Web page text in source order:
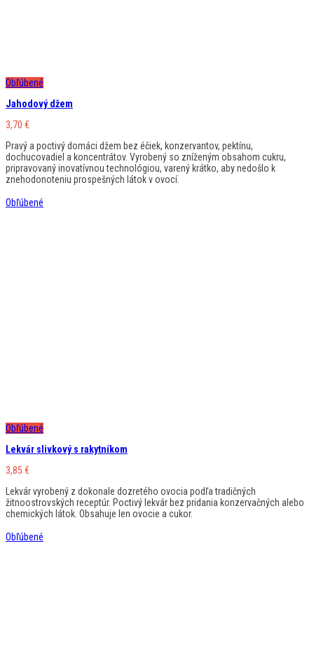
Obľúbené
Jahodový džem
3,70 €
Pravý a poctivý domáci džem bez éčiek, konzervantov, pektínu,
dochucovadiel a koncentrátov. Vyrobený so zníženým obsahom cukru,
pripravovaný inovatívnou technológiou, varený krátko, aby nedošlo k
znehodonoteniu prospešných látok v ovocí.
Obľúbené
Obľúbené
Lekvár slivkový s rakytníkom
3,85 €
Lekvár vyrobený z dokonale dozretého ovocia podľa tradičných
žitnoostrovských receptúr. Poctivý lekvár bez pridania konzervačných alebo
chemických látok. Obsahuje len ovocie a cukor.
Obľúbené